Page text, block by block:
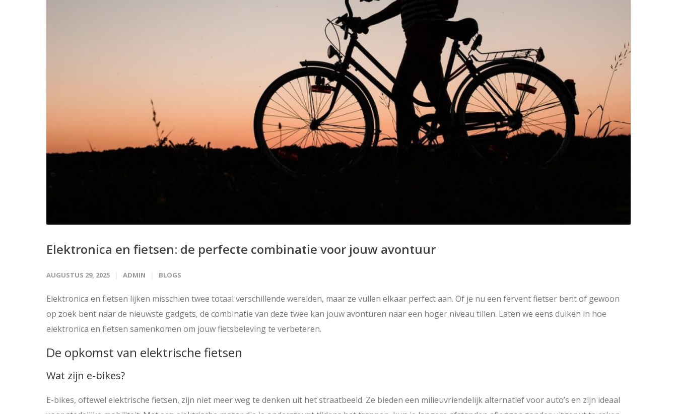
Elektronica en fietsen: de perfecte combinatie voor jouw avontuur
AUGUSTUS 29, 2025 ADMIN BLOGS
Elektronica en fietsen lijken misschien twee totaal verschillende werelden, maar ze vullen elkaar perfect aan. Of je nu een fervent fietser bent of gewoon
op zoek bent naar de nieuwste gadgets, de combinatie van deze twee kan jouw avonturen naar een hoger niveau tillen. Laten we eens duiken in hoe
elektronica en fietsen samenkomen om jouw fietsbeleving te verbeteren.
De opkomst van elektrische fietsen
Wat zijn e-bikes?
E-bikes, oftewel elektrische fietsen, zijn niet meer weg te denken uit het straatbeeld. Ze bieden een milieuvriendelijk alternatief voor auto’s en zijn ideaal